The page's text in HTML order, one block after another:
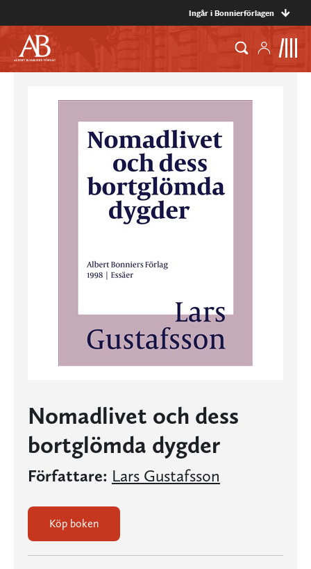
Ingår i Bonnierförlagen
Nomadlivet och dess
bortglömda dygder
Författare: Lars Gustafsson
Köp boken